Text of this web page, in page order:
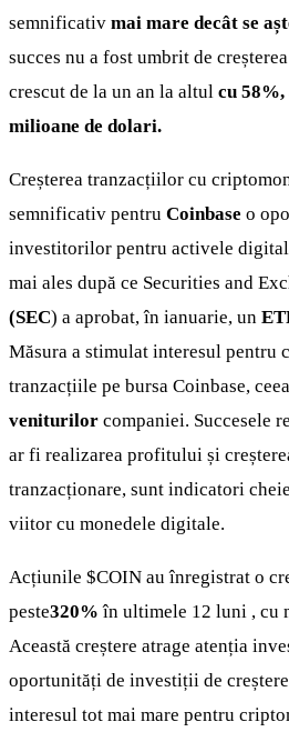
semnificativ mai mare decât se
succes nu a fost umbrit de
crescut de la un an la altul cu 58%,
milioane de dolari.
Creșterea tranzacțiilor cu
semnificativ pentru Coinbase o
investitorilor pentru activele
mai ales după ce Securities and
(SEC) a aprobat, în ianuarie, un
Măsura a stimulat interesul pentru
tranzacțiile pe bursa Coinbase,
veniturilor companiei. Succesele
ar fi realizarea profitului și
tranzacționare, sunt indicatori
viitor cu monedele digitale.
Acțiunile $COIN au înregistrat o
peste320% în ultimele 12 luni , cu
Această creștere atrage atenția
oportunități de investiții de
interesul tot mai mare pentru